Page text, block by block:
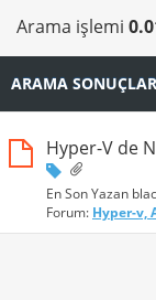
Arama işlemi
ARAMA
Hyper-V de
En Son Yazan
Forum: Hyper-v,